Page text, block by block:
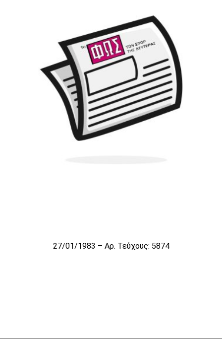
27/01/1983 – Αρ. Τεύχους: 5874